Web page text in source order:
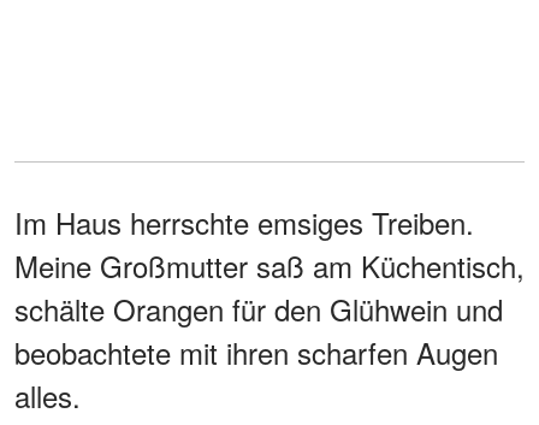
Im Haus herrschte emsiges Treiben.
Meine Großmutter saß am Küchentisch,
schälte Orangen für den Glühwein und
beobachtete mit ihren scharfen Augen
alles.